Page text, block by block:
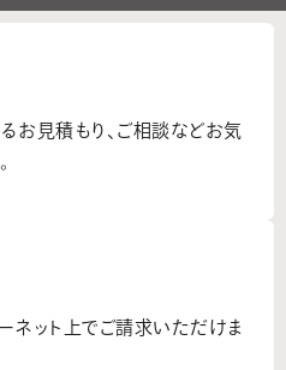
お見積もり、 ご相談などお気
ネット上でご請求いただけま